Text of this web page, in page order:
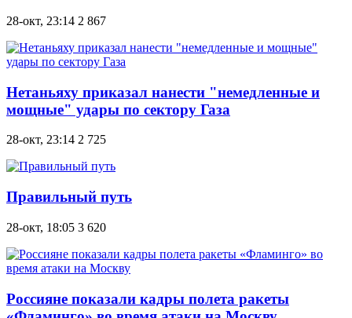
28-окт, 23:14 2 867
Нетаньяху приказал нанести "немедленные и
мощные" удары по сектору Газа
28-окт, 23:14 2 725
Правильный путь
28-окт, 18:05 3 620
Россияне показали кадры полета ракеты